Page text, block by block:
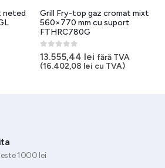
neted
Grill Fry-top gaz cromat mixt
560×770 mm cu suport
FTHRC780G
0out of 5
13.555,44 lei fără TVA
(16.402,08 lei cu TVA)
1000 lei